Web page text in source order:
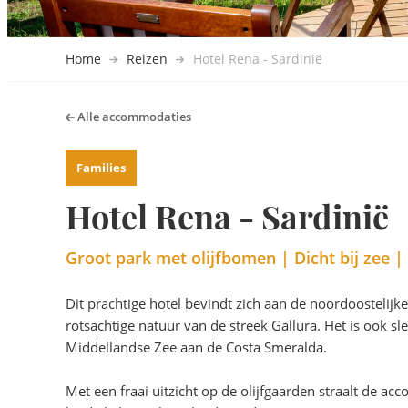
Home Reizen Hotel Rena - Sardinië
Alle accommodaties
Families
Hotel Rena - Sardinië
Groot park met olijfbomen | Dicht bij zee |
Dit prachtige hotel bevindt zich aan de
rotsachtige natuur van de streek Gallura. Het is ook
Middellandse Zee aan de Costa Smeralda.
Met een fraai uitzicht op de olijfgaarden straalt de